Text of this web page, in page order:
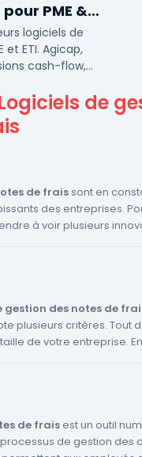
PME &
logiciels de
et ETI. Agicap,
cash-flow,
avis.
de
de fraissont en
des entreprises.
à voir plusieurs
valider les dépenses,
leslogiciels CRM pour
permettra une
départements de
grandement le
pour les entreprises.
gestion des notes de
plusieurs critères. Tout
de votre entreprise.
doit également offrir
facilement avec
votre entreprise,
de fraisest un outil
de gestion des